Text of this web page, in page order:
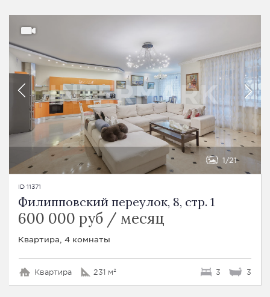
1 21
ID 11371
Филипповский переулок, 8, стр. 1
600 000 руб / месяц
Квартира, 4 комнаты
Квартира 231 м² 3 3